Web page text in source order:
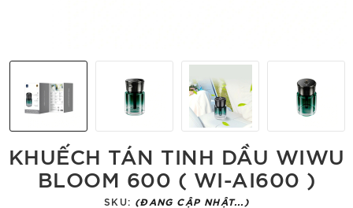
KHUẾCH TÁN TINH DẦU WIWU
BLOOM 600 ( WI-AI600 )
SKU: (ĐANG CẬP NHẬT...)